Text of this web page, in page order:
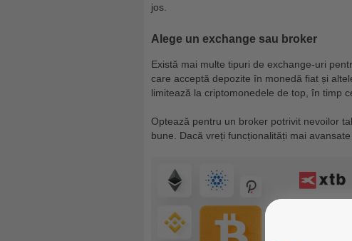
jos.
Alege un exchange sau broker
Există mai multe tipuri de exchange-uri
care acceptă depozite în monedă fiat și
limitează la criptomonedele de top, în timp
Optează pentru un broker potrivit nevoilor
bune. Dacă vreți funcționalități mai